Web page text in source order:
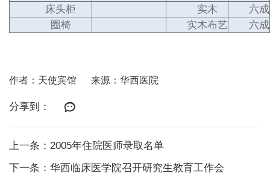
床头柜
实木
六成
圈椅
实木布艺 六成
作者：天使宾馆 来源：华西医院
分享到：
上一条：2005年住院医师录取名单
下一条：华西临床医学院召开研究生教育工作会